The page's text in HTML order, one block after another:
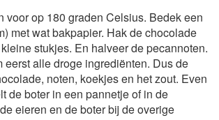
voor op 180 graden Celsius. Bedek een
met wat bakpapier. Hak de chocolade
stukjes. En halveer de pecannoten.
eerst alle droge ingrediënten. Dus de
noten, koekjes en het zout. Even
de boter in een pannetje of in de
eieren en de boter bij de overige